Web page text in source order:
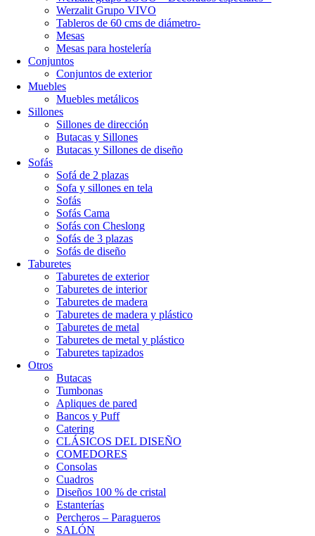
Werzalit Grupo VIVO
Tableros de 60 cms de diámetro-
Mesas
Mesas para hostelería
Conjuntos
Conjuntos de exterior
Muebles
Muebles metálicos
Sillones
Sillones de dirección
Butacas y Sillones
Butacas y Sillones de diseño
Sofás
Sofá de 2 plazas
Sofa y sillones en tela
Sofás
Sofás Cama
Sofás con Cheslong
Sofás de 3 plazas
Sofás de diseño
Taburetes
Taburetes de exterior
Taburetes de interior
Taburetes de madera
Taburetes de madera y plástico
Taburetes de metal
Taburetes de metal y plástico
Taburetes tapizados
Otros
Butacas
Tumbonas
Apliques de pared
Bancos y Puff
Catering
CLÁSICOS DEL DISEÑO
COMEDORES
Consolas
Cuadros
Diseños 100 % de cristal
Estanterías
Percheros – Paragueros
SALÓN